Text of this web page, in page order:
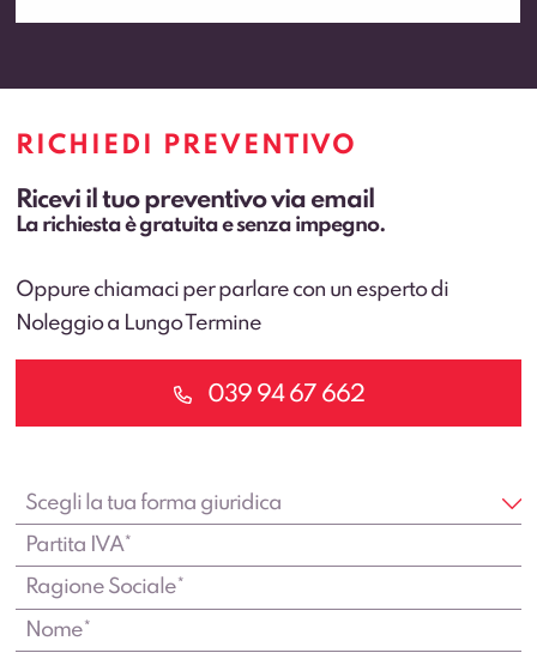
RICHIEDI PREVENTIVO
Ricevi il tuo preventivo via email
La richiesta è gratuita e senza impegno.
Oppure chiamaci per parlare con un esperto di
Noleggio a Lungo Termine
039 94 67 662